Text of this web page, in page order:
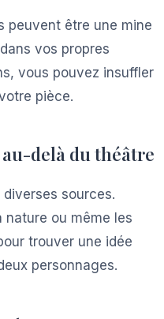
peuvent être une mine
vos propres
vous pouvez insuffler
pièce.
delà du théâtre
sources.
nature ou même les
trouver une idée
personnages.